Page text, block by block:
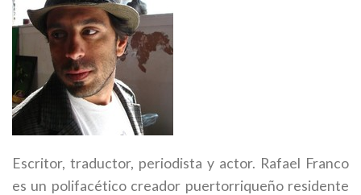
Escritor, traductor, periodista y actor. Rafael Franco
es un polifacético creador puertorriqueño residente